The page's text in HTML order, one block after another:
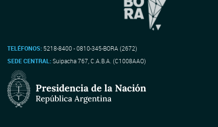
TELÉFONOS: 5218-8400 - 0810-345-BORA (2672)
SEDE CENTRAL:Suipacha 767, C.A.B.A. (C1008AAO)